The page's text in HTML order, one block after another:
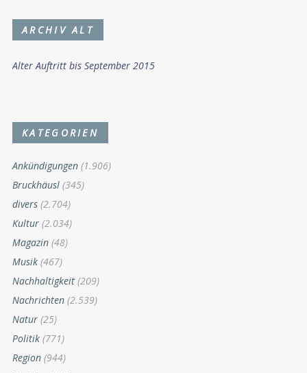
ARCHIV ALT
Alter Auftritt bis September 2015
KATEGORIEN
Ankündigungen (1.906)
Bruckhäusl (345)
divers (2.704)
Kultur (2.034)
Magazin (48)
Musik (467)
Nachhaltigkeit (209)
Nachrichten (2.539)
Natur (25)
Politik (771)
Region (944)